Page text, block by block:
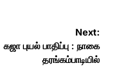
Next:
கஜா புயல் பாதிப்பு : நாகை
தரங்கம்பாடியில்